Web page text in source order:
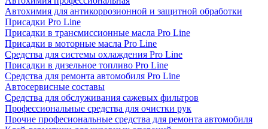
Автохимия для антикоррозионной и защитной обработки
Присадки Pro Line
Присадки в трансмиссионные масла Pro Line
Присадки в моторные масла Pro Line
Средства для системы охлаждения Pro Line
Присадки в дизельное топливо Pro Line
Средства для ремонта автомобиля Pro Line
Автосервисные составы
Средства для обслуживания сажевых фильтров
Профессиональные средства для очистки рук
Прочие професиональные средства для ремонта автомобиля